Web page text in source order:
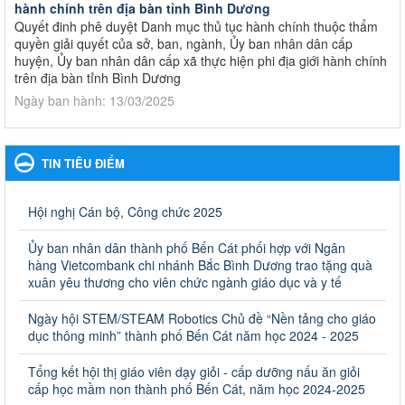
hành chính trên địa bàn tỉnh Bình Dương
Quyết đinh phê duyệt Danh mục thủ tục hành chính thuộc thẩm
quyền giải quyết của sở, ban, ngành, Ủy ban nhân dân cấp
huyện, Ủy ban nhân dân cấp xã thực hiện phi địa giới hành chính
trên địa bàn tỉnh Bình Dương
Ngày ban hành: 13/03/2025
Kế hoạch Phổ biến, giáo dục pháp luật năm 2025 của ngành
Giáo dục và Đào tạo thành phố Bến Cát
Kế hoạch Phổ biến, giáo dục pháp luật năm 2025 của ngành
Ngày ban hành: 28/02/2025
Quyết định công bố thủ tục hành chính bị bãi bỏ trong lĩnh
vực giáo dục đào tạo thuộc hệ giáo dục quốc dân và cơ sở
giáo dục khác thuộc thẩm quyền giải quyết của Sở Giáo dục
và Đào tạo, Ủy ban nhân dân cấp huyện
Quyết định công bố thủ tục hành chính bị bãi bỏ trong lĩnh vực
giáo dục đào tạo thuộc hệ giáo dục quốc dân và cơ sở giáo dục
khác thuộc thẩm quyền giải quyết của Sở Giáo dục và Đào tạo,
Ủy ban nhân dân cấp huyện
Ngày ban hành: 30/09/2024
TIN TIÊU ĐIỂM
Hội nghị Cán bộ, Công chức 2025
Ủy ban nhân dân thành phố Bến Cát phối hợp với Ngân
hàng Vietcombank chi nhánh Bắc Bình Dương trao tặng quà
xuân yêu thương cho viên chức ngành giáo dục và y tế
Ngày hội STEM/STEAM Robotics Chủ đề “Nền tảng cho giáo
dục thông minh” thành phố Bến Cát năm học 2024 - 2025
Tổng kết hội thị giáo viên dạy giỏi - cấp dưỡng nấu ăn giỏi
cấp học mầm non thành phố Bến Cát, năm học 2024-2025